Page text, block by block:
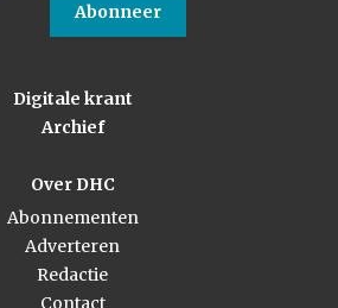
Abonneer
Digitale krant
Archief
Over DHC
Abonnementen
Adverteren
Redactie
Contact